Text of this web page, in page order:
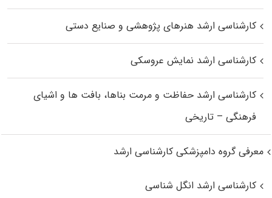
کارشناسی ارشد هنرهای پژوهشی و صنایع دستی
کارشناسی ارشد نمایش عروسکی
کارشناسی ارشد حفاظت و مرمت بناها، بافت‌ ها و اشیای
فرهنگی – تاریخی
معرفی گروه دامپزشکی کارشناسی ارشد
کارشناسی ارشد انگل شناسی